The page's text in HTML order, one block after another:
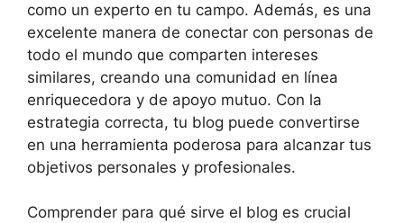
como un experto en tu campo. Además, es una
excelente manera de conectar con personas de
todo el mundo que comparten intereses
similares, creando una comunidad en línea
enriquecedora y de apoyo mutuo. Con la
estrategia correcta, tu blog puede convertirse
en una herramienta poderosa para alcanzar tus
objetivos personales y profesionales.
Comprender para qué sirve el blog es crucial